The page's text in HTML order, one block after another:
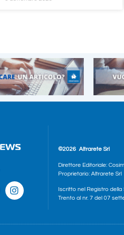
©2026 Altrarete Srl
Direttore Editoriale:
Proprietario: Altrarete Srl
Iscritto nel Registro della
Trento al nr. 7 del 07